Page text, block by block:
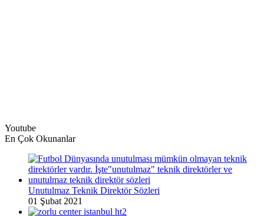
Youtube
En Çok Okunanlar
Unutulmaz Teknik Direktör Sözleri
01 Şubat 2021